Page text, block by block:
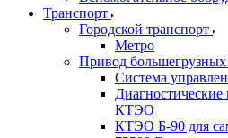
Транспорт
Городской транспорт
Метро
Привод большегрузных
Система
КТЭО
КТЭО Б-90 для